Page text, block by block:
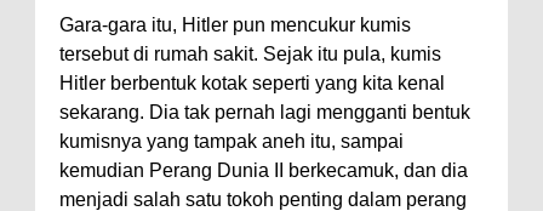
Gara-gara itu, Hitler pun mencukur kumis
tersebut di rumah sakit. Sejak itu pula, kumis
Hitler berbentuk kotak seperti yang kita kenal
sekarang. Dia tak pernah lagi mengganti bentuk
kumisnya yang tampak aneh itu, sampai
kemudian Perang Dunia II berkecamuk, dan dia
menjadi salah satu tokoh penting dalam perang